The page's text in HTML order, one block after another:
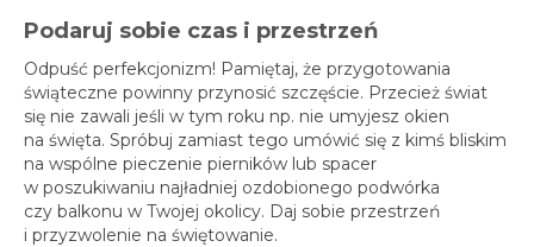
Podaruj sobie czas i przestrzeń
Odpuść perfekcjonizm! Pamiętaj, że przygotowania
świąteczne powinny przynosić szczęście. Przecież świat
się nie zawali jeśli w tym roku np. nie umyjesz okien
na święta. Spróbuj zamiast tego umówić się z kimś bliskim
na wspólne pieczenie pierników lub spacer
w poszukiwaniu najładniej ozdobionego podwórka
czy balkonu w Twojej okolicy. Daj sobie przestrzeń
i przyzwolenie na świętowanie.